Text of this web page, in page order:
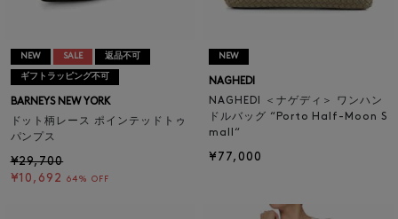
NEW SALE 返品不可
ギフトラッピング不可
BARNEYS NEW YORK
ドット柄レース ポインテッドトゥ
パンプス
¥29,700
¥10,692
64% OFF
NEW
NAGHEDI
NAGHEDI ＜ナゲディ＞ ワンハン
ドルバッグ “Porto Half-Moon S
mall“
¥77,000